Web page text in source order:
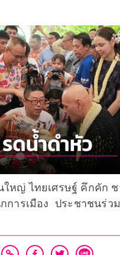
ใหญ่ ไทยเศรษฐ์ คึกคัก ช
ารเมือง ​ ประชาชนร่ว